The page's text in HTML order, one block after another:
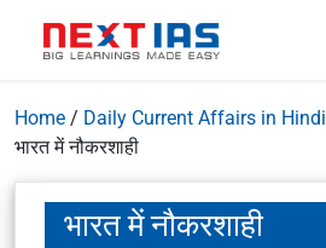
Home / Daily Current Affairs in Hindi
भारत में नौकरशाही
भारत में नौकरशाही